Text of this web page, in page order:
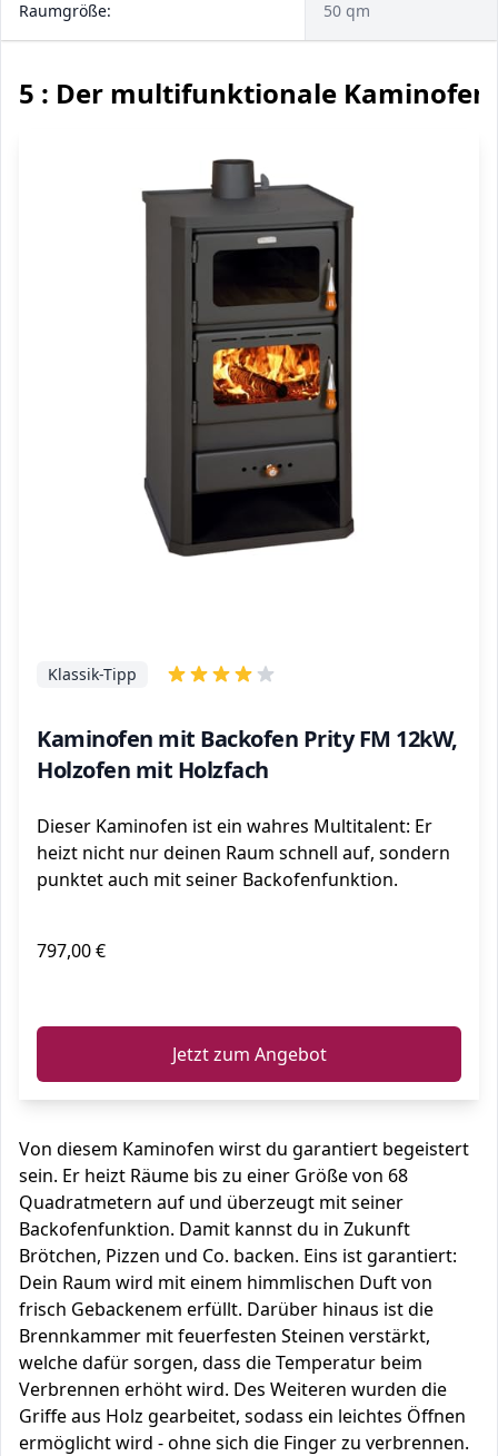
Raumgröße: 50 qm
5 : Der multifunktionale Kaminofen
Kaminofen mit Backofen Prity FM 12kW,
Holzofen mit Holzfach
Klassik-Tipp
Dieser Kaminofen ist ein wahres Multitalent: Er
heizt nicht nur deinen Raum schnell auf, sondern
punktet auch mit seiner Backofenfunktion.
797,00 €
Jetzt zum Angebot
Von diesem Kaminofen wirst du garantiert begeistert
sein. Er heizt Räume bis zu einer Größe von 68
Quadratmetern auf und überzeugt mit seiner
Backofenfunktion. Damit kannst du in Zukunft
Brötchen, Pizzen und Co. backen. Eins ist garantiert:
Dein Raum wird mit einem himmlischen Duft von
frisch Gebackenem erfüllt. Darüber hinaus ist die
Brennkammer mit feuerfesten Steinen verstärkt,
welche dafür sorgen, dass die Temperatur beim
Verbrennen erhöht wird. Des Weiteren wurden die
Griffe aus Holz gearbeitet, sodass ein leichtes Öffnen
ermöglicht wird - ohne sich die Finger zu verbrennen.